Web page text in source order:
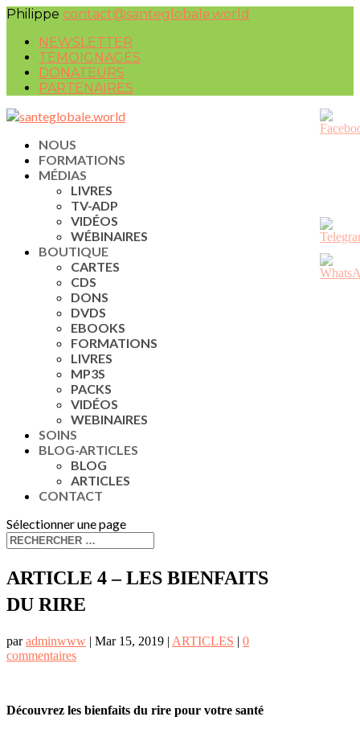
Philippe contact@santeglobale.world
NEWSLETTER
TEMOIGNAGES
DONATEURS
PARTENAIRES
NOUS
FORMATIONS
MÉDIAS
LIVRES
TV-ADP
VIDÉOS
WÉBINAIRES
BOUTIQUE
CARTES
CDS
DONS
DVDS
EBOOKS
FORMATIONS
LIVRES
MP3S
PACKS
VIDÉOS
WEBINAIRES
SOINS
BLOG-ARTICLES
BLOG
ARTICLES
CONTACT
Sélectionner une page
ARTICLE 4 – LES BIENFAITS
DU RIRE
paradminwww | Mar 15, 2019 | ARTICLES | 0
commentaires
Découvrez les bienfaits du rire pour votre santé